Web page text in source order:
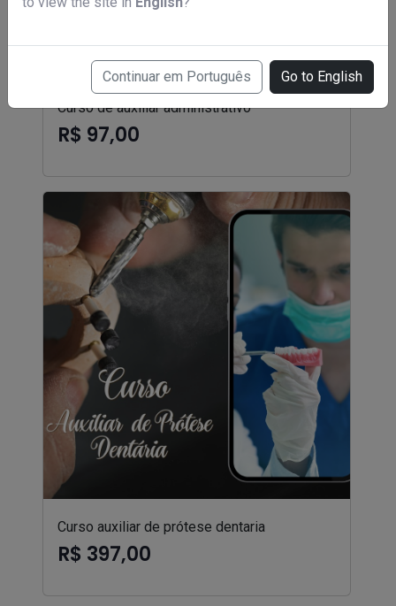
Continuar em Português
Go to English
Curso de auxiliar administrativo
R$ 97,00
Curso auxiliar de prótese dentaria
R$ 397,00